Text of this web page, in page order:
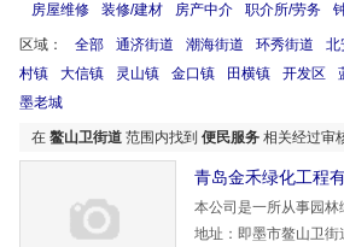
房屋维修
装修/建材 房产中介 职介所/劳务
区域： 全部 通济街道 潮海街道 环秀街道 北
村镇
大信镇 灵山镇 金口镇 田横镇 开发区
墨老城
在 鳌山卫街道 范围内找到 便民服务 相关经过审
青岛金禾绿化工程
本公司是一所从事园
可，能吃苦
地址：即墨市鳌山卫街